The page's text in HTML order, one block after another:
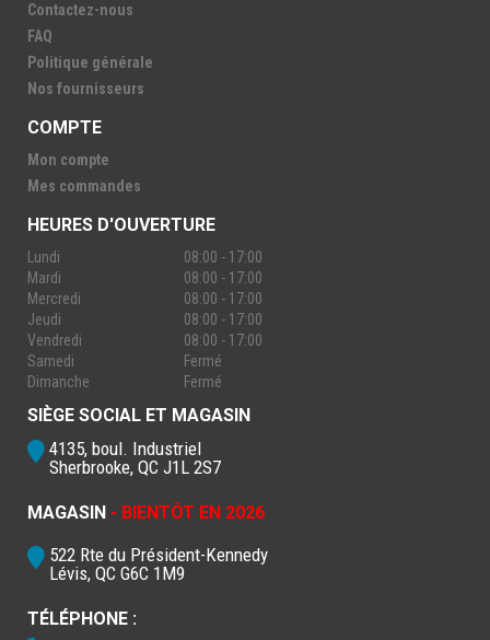
Contactez-nous
FAQ
Politique générale
Nos fournisseurs
COMPTE
Mon compte
Mes commandes
HEURES D'OUVERTURE
Lundi
08:00 - 17:00
Mardi
08:00 - 17:00
Mercredi
08:00 - 17:00
Jeudi
08:00 - 17:00
Vendredi
08:00 - 17:00
Samedi
Fermé
Dimanche
Fermé
SIÈGE SOCIAL ET MAGASIN
4135, boul. Industriel
Sherbrooke, QC J1L 2S7
MAGASIN - BIENTÔT EN 2026
522 Rte du Président-Kennedy
Lévis, QC G6C 1M9
TÉLÉPHONE :